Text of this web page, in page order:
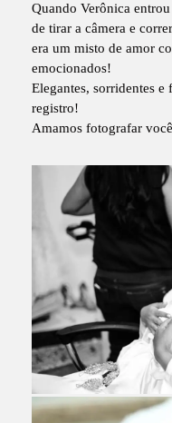
Quando Verônica
de tirar a câmera e
era um misto de amor
emocionados!
Elegantes, sorridentes
registro!
Amamos fotografar